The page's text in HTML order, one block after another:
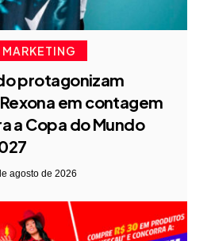
protagonizam
em contagem
a Copa do Mundo
agosto de 2026